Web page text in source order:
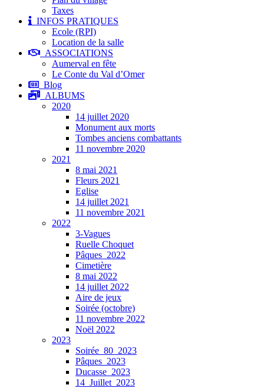
Taxes
INFOS PRATIQUES
Ecole (RPI)
Location de la salle
ASSOCIATIONS
Aumerval en fête
Le Conte du Val d’Omer
Blog
ALBUMS
2020
14 juillet 2020
Monument aux morts
Tombes anciens combattants
11 novembre 2020
2021
8 mai 2021
Fleurs 2021
Eglise
14 juillet 2021
11 novembre 2021
2022
3-Vagues
Ruelle Choquet
Pâques_2022
Cimetière
8 mai 2022
14 juillet 2022
Aire de jeux
Soirée (octobre)
11 novembre 2022
Noël 2022
2023
Soirée_80_2023
Pâques_2023
Ducasse_2023
14_Juillet_2023